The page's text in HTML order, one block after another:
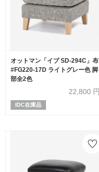
オットマン「イブ SD-294C」布
#FG220-17D ライトグレー色 脚
部全2色
22,800 円
IDC在庫品